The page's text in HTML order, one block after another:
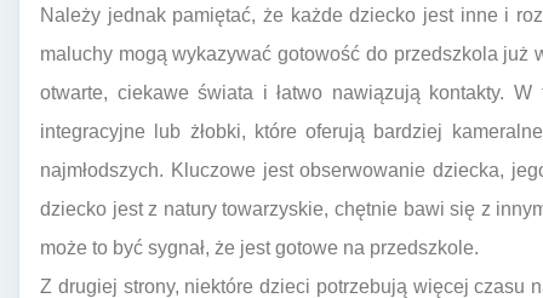
Należy jednak pamiętać, że każde dziecko jest inne i
maluchy mogą wykazywać gotowość do przedszkola już
otwarte, ciekawe świata i łatwo nawiązują kontakty.
integracyjne lub żłobki, które oferują bardziej
najmłodszych. Kluczowe jest obserwowanie dziecka,
dziecko jest z natury towarzyskie, chętnie bawi się z
może to być sygnał, że jest gotowe na przedszkole.
Z drugiej strony, niektóre dzieci potrzebują więcej czasu